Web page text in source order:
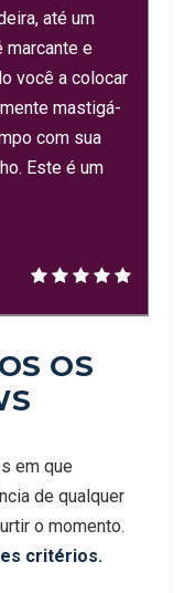
até um
marcante e
você a colocar
mastigá-
com sua
Este é um
OS
em que
de qualquer
o momento.
critérios.